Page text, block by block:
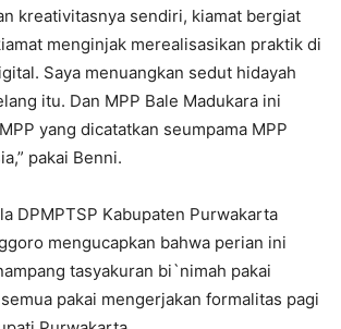
kreativitasnya sendiri, kiamat bergiat
menginjak merealisasikan praktik di
Saya menuangkan sedut hidayah
itu. Dan MPP Bale Madukara ini
yang dicatatkan seumpama MPP
pakai Benni.
DPMPTSP Kabupaten Purwakarta
mengucapkan bahwa perian ini
tasyakuran bi`nimah pakai
pakai mengerjakan formalitas pagi